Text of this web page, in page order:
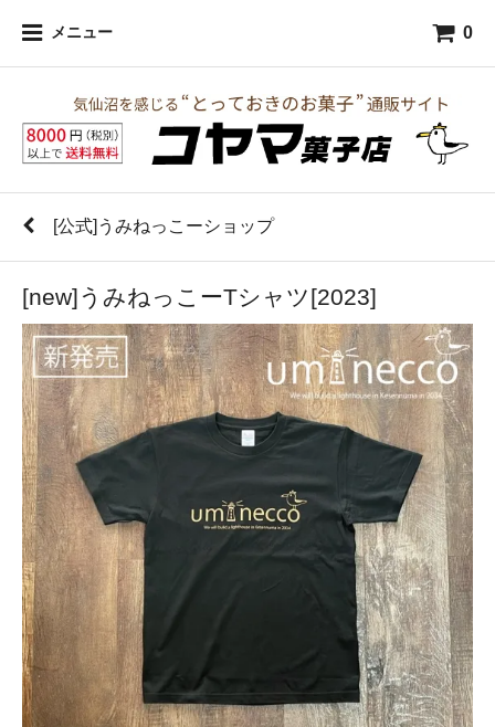
メニュー 0
[公式]うみねっこーショップ
[new]うみねっこーTシャツ[2023]